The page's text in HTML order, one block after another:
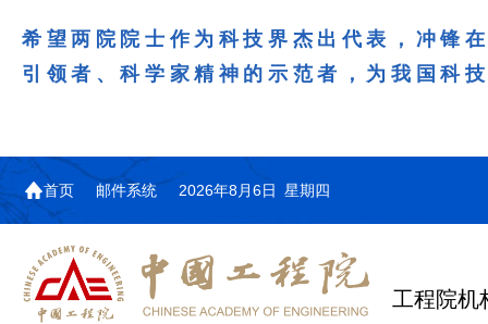
希望两院院士作为科技界杰出代表，冲锋
引领者、科学家精神的示范者，为我国科
首页 邮件系统 2026年8月6日 星期四
工程院机